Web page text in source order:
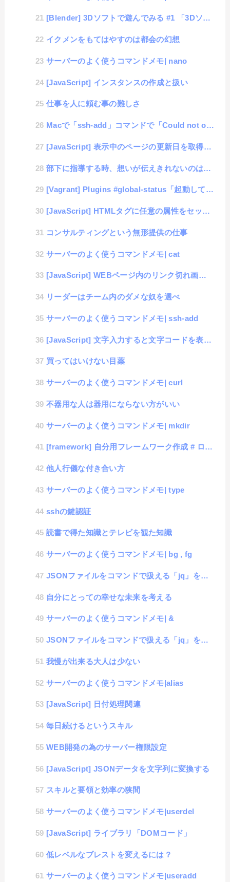
[Blender] 3Dソフトで遊んでみる #1 「3Dソフトの思い出とインストール」
イクメンをもてはやすのは都会の幻想
サーバーのよく使うコマンドメモ| nano
[JavaScript] インスタンスの作成と扱い
仕事を人に頼む事の難しさ
Macで「ssh-add」コマンドで「Could not open a connection to ...
[JavaScript] 表示中のページの更新日を取得する #lastModified
部下に指導する時、想いが伝えきれないのは何故か？
[Vagrant] Plugins #global-status「起動しているBOXの一覧を表示」
[JavaScript] HTMLタグに任意の属性をセットする #dataset
コンサルティングという無形提供の仕事
サーバーのよく使うコマンドメモ| cat
[JavaScript] WEBページ内のリンク切れ画像をコントロールするサンプル
リーダーはチーム内のダメな奴を選べ
サーバーのよく使うコマンドメモ| ssh-add
[JavaScript] 文字入力すると文字コードを表示するツール
買ってはいけない目薬
サーバーのよく使うコマンドメモ| curl
不器用な人は器用にならない方がいい
サーバーのよく使うコマンドメモ| mkdir
[framework] 自分用フレームワーク作成 # ログイン機能の追加
他人行儀な付き合い方
サーバーのよく使うコマンドメモ| type
sshの鍵認証
読書で得た知識とテレビを観た知識
サーバーのよく使うコマンドメモ| bg , fg
JSONファイルをコマンドで扱える「jq」を学習してみる #2「データの取り扱い」
自分にとっての幸せな未来を考える
サーバーのよく使うコマンドメモ| &
JSONファイルをコマンドで扱える「jq」を学習してみる #1「初期設定」
我慢が出来る大人は少ない
サーバーのよく使うコマンドメモ|alias
[JavaScript] 日付処理関連
毎日続けるというスキル
WEB開発の為のサーバー権限設定
[JavaScript] JSONデータを文字列に変換する
スキルと要領と効率の狭間
サーバーのよく使うコマンドメモ|userdel
[JavaScript] ライブラリ「DOMコード」
低レベルなブレストを変えるには？
サーバーのよく使うコマンドメモ|useradd